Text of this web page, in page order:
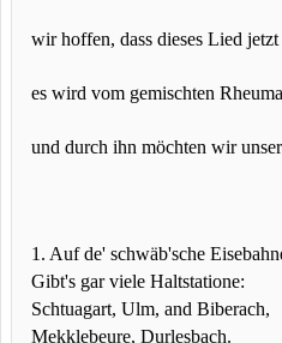
wir hoffen, dass dieses Lied
es wird vom gemischten
und durch ihn möchten wir
1. Auf de' schwäb'sche
Gibt's gar viele Haltstatione:
Schtuagart, Ulm, and Biberach,
Mekklebeure, Durlesbach.